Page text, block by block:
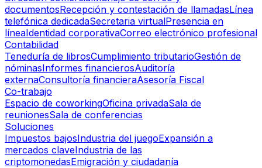
documentosRecepción y contestación de llamadasLínea
telefónica dedicadaSecretaria virtualPresencia en
líneaIdentidad corporativaCorreo electrónico profesional
Contabilidad
Teneduría de librosCumplimiento tributarioGestión de
nóminasInformes financierosAuditoría
externaConsultoría financieraAsesoría Fiscal
Co-trabajo
Espacio de coworkingOficina privadaSala de
reunionesSala de conferencias
Soluciones
Impuestos bajosIndustria del juegoExpansión a
mercados claveIndustria de las
criptomonedasEmigración y ciudadanía